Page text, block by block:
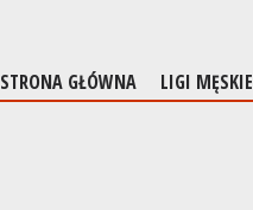
STRONA GŁÓWNA LIGI MĘSKIE